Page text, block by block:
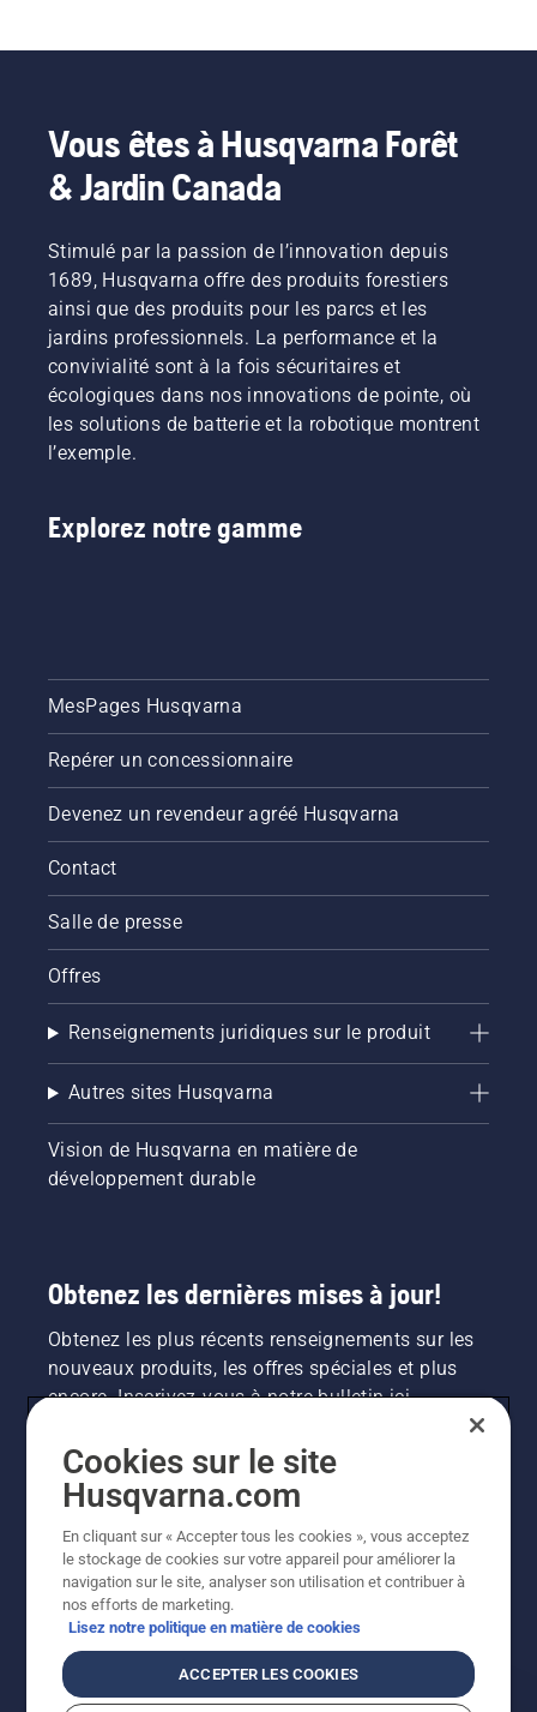
Vous êtes à Husqvarna Forêt
& Jardin Canada
Stimulé par la passion de l’innovation depuis
1689, Husqvarna offre des produits forestiers
ainsi que des produits pour les parcs et les
jardins professionnels. La performance et la
convivialité sont à la fois sécuritaires et
écologiques dans nos innovations de pointe, où
les solutions de batterie et la robotique montrent
l’exemple.
Explorez notre gamme
MesPages Husqvarna
Repérer un concessionnaire
Devenez un revendeur agréé Husqvarna
Contact
Salle de presse
Offres
Renseignements juridiques sur le produit
Autres sites Husqvarna
Vision de Husqvarna en matière de
développement durable
Obtenez les dernières mises à jour!
Obtenez les plus récents renseignements sur les
nouveaux produits, les offres spéciales et plus
encore. Inscrivez-vous à notre bulletin ici.
INSCRIPTION À LA NEWSLETTER
Cookies sur le site
Husqvarna.com
En cliquant sur « Accepter tous les cookies », vous acceptez
le stockage de cookies sur votre appareil pour améliorer la
navigation sur le site, analyser son utilisation et contribuer à
nos efforts de marketing.
Lisez notre politique en matière de cookies
ACCEPTER LES COOKIES